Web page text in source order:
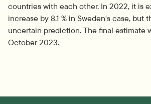
countries with each other. In 2022, it is
increase by 8.1 % in Sweden's case, but
uncertain prediction. The final estimate
October 2023.